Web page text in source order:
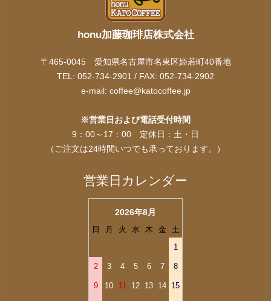
honu加藤珈琲店株式会社
〒465-0045 愛知県名古屋市名東区姫若町40番地
TEL: 052-734-2901 / FAX: 052-734-2902
e-mail: coffee@katocoffee.jp
※営業日および電話受付時間
9：00～17：00 定休日：土・日
（ご注文は24時間いつでも承っております。）
営業日カレンダー
2026年8月
日 月 火 水 木 金
土
1
2 3 4 5 6 7 8
9 10 11 12 13 14 15